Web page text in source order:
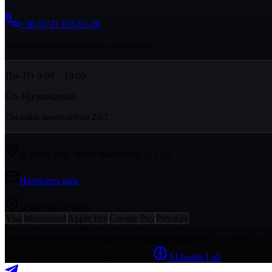
+38 (073) 353-62-38
Пн–Пт 9:00 – 19:00
Сб–Нд вихідний
Написати нам
Visa Mastercard Apple Pay Google Pay Privat24
AI.Inside Lab